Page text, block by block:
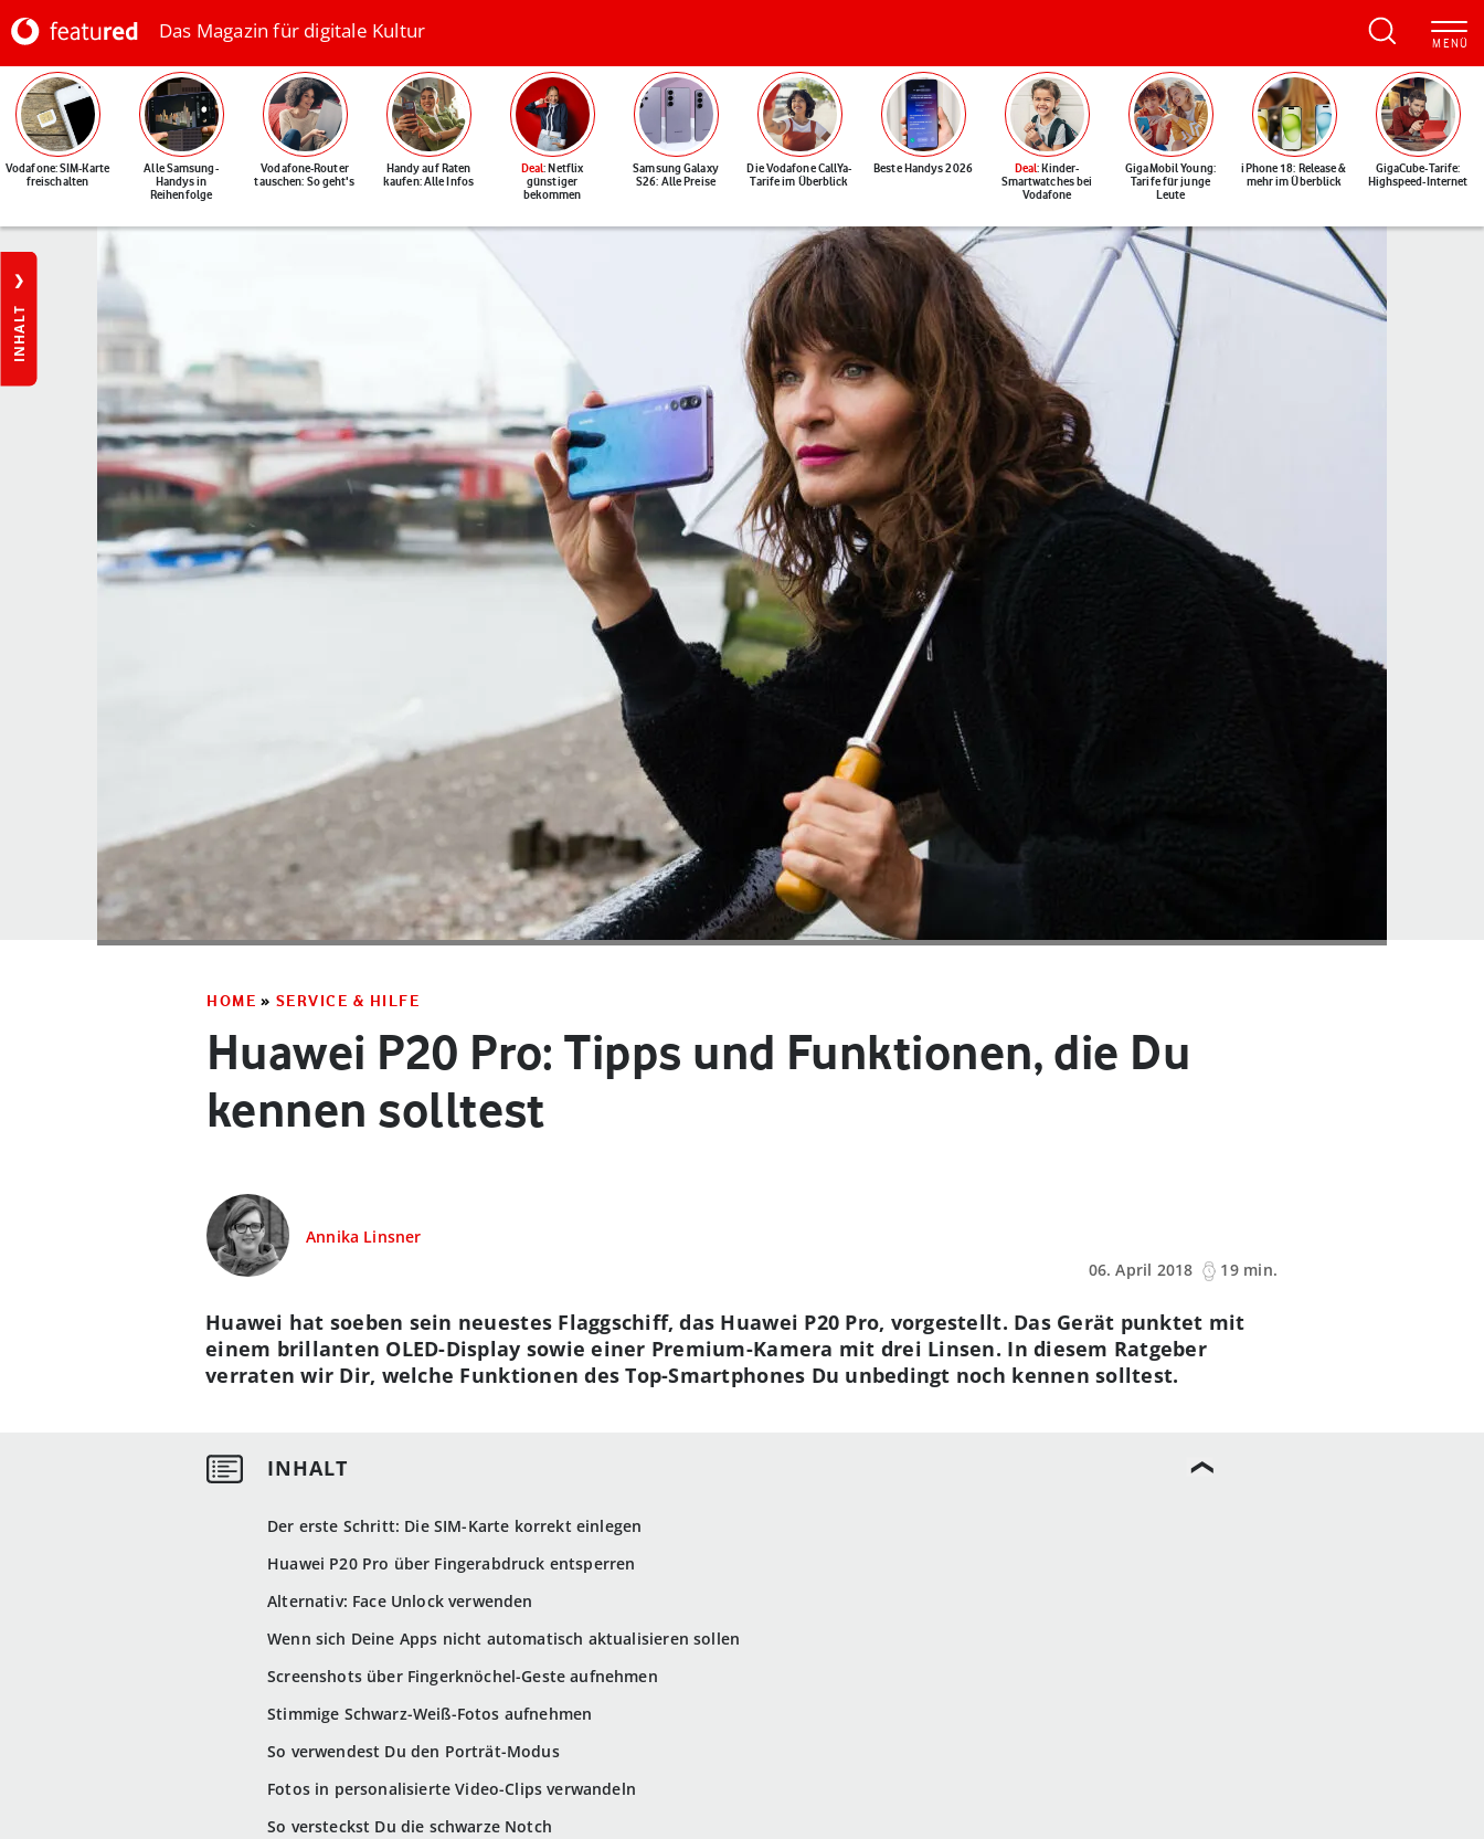
Das Magazin für digitale Kultur
Vodafone: SIM-Karte
freischalten
Alle Samsung-
Handys in
Reihenfolge
Vodafone-Router
tauschen: So geht's
Handy auf Raten
kaufen: Alle Infos
Deal: Netflix
günstiger
bekommen
Samsung Galaxy
S26: Alle Preise
Die Vodafone CallYa-
Tarife im Überblick
Beste Handys 2026 Deal: Kinder-
Smartwatches bei
Vodafone
GigaMobil Young:
Tarife für junge
Leute
iPhone 18: Release &
mehr im Überblick
GigaCube-Tarife:
Highspeed-Internet
INHALT
HOME » SERVICE & HILFE
Huawei P20 Pro: Tipps und Funktionen, die Du
kennen solltest
Annika Linsner
06. April 2018
19 min.
Der erste Schritt: Die SIM-Karte korrekt einlegen
Huawei P20 Pro über Fingerabdruck entsperren
Alternativ: Face Unlock verwenden
Wenn sich Deine Apps nicht automatisch aktualisieren sollen
Screenshots über Fingerknöchel-Geste aufnehmen
Stimmige Schwarz-Weiß-Fotos aufnehmen
So verwendest Du den Porträt-Modus
Fotos in personalisierte Video-Clips verwandeln
So versteckst Du die schwarze Notch
Huawei hat soeben sein neuestes Flaggschiff, das Huawei P20 Pro, vorgestellt. Das Gerät punktet mit
einem brillanten OLED-Display sowie einer Premium-Kamera mit drei Linsen. In diesem Ratgeber
verraten wir Dir, welche Funktionen des Top-Smartphones Du unbedingt noch kennen solltest.